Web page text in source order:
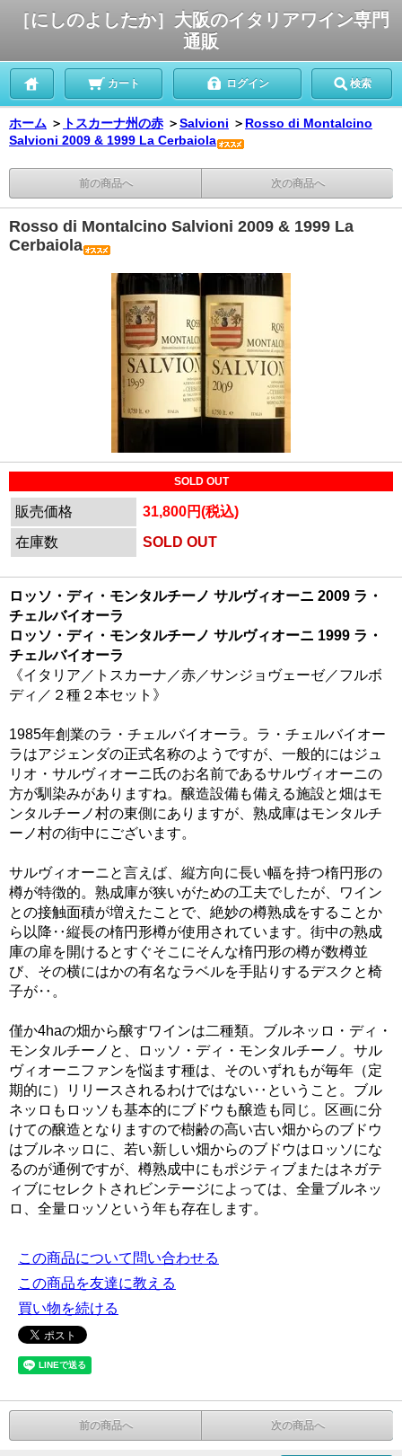
［にしのよしたか］大阪のイタリアワイン専門
通販
カート ログイン 検索
ホーム ＞ トスカーナ州の赤 ＞Salvioni ＞ Rosso di Montalcino
Salvioni 2009 & 1999 La Cerbaiola
前の商品へ 次の商品へ
Rosso di Montalcino Salvioni 2009 & 1999 La
Cerbaiola
SOLD OUT
販売価格
31,800円(税込)
在庫数
SOLD OUT
ロッソ・ディ・モンタルチーノ サルヴィオーニ 2009 ラ・
チェルバイオーラ
ロッソ・ディ・モンタルチーノ サルヴィオーニ 1999 ラ・
チェルバイオーラ
《イタリア／トスカーナ／赤／サンジョヴェーゼ／フルボ
ディ／２種２本セット》
1985年創業のラ・チェルバイオーラ。ラ・チェルバイオー
ラはアジェンダの正式名称のようですが、一般的にはジュ
リオ・サルヴィオーニ氏のお名前であるサルヴィオーニの
方が馴染みがありますね。醸造設備も備える施設と畑はモ
ンタルチーノ村の東側にありますが、熟成庫はモンタルチ
ーノ村の街中にございます。
サルヴィオーニと言えば、縦方向に長い幅を持つ楕円形の
樽が特徴的。熟成庫が狭いがための工夫でしたが、ワイン
との接触面積が増えたことで、絶妙の樽熟成をすることか
ら以降‥縦長の楕円形樽が使用されています。街中の熟成
庫の扉を開けるとすぐそこにそんな楕円形の樽が数樽並
び、その横にはかの有名なラベルを手貼りするデスクと椅
子が‥。
僅か4haの畑から醸すワインは二種類。ブルネッロ・ディ・
モンタルチーノと、ロッソ・ディ・モンタルチーノ。サル
ヴィオーニファンを悩ます種は、そのいずれもが毎年（定
期的に）リリースされるわけではない‥ということ。ブル
ネッロもロッソも基本的にブドウも醸造も同じ。区画に分
けての醸造となりますので樹齢の高い古い畑からのブドウ
はブルネッロに、若い新しい畑からのブドウはロッソにな
るのが通例ですが、樽熟成中にもポジティブまたはネガテ
ィブにセレクトされビンテージによっては、全量ブルネッ
ロ、全量ロッソという年も存在します。
この商品について問い合わせる
この商品を友達に教える
買い物を続ける
前の商品へ 次の商品へ